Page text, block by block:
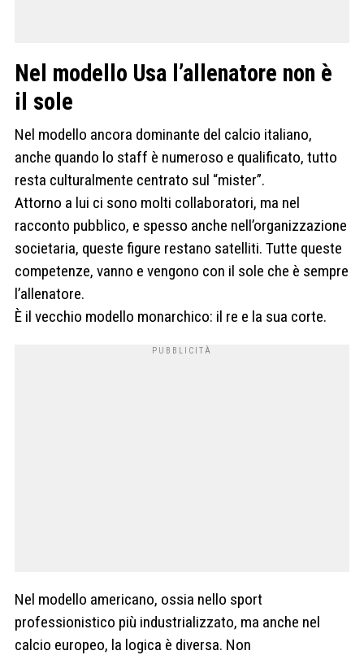
Nel modello Usa l’allenatore non è
il sole
Nel modello ancora dominante del calcio italiano,
anche quando lo staff è numeroso e qualificato, tutto
resta culturalmente centrato sul “mister”.
Attorno a lui ci sono molti collaboratori, ma nel
racconto pubblico, e spesso anche nell’organizzazione
societaria, queste figure restano satelliti. Tutte queste
competenze, vanno e vengono con il sole che è sempre
l’allenatore.
È il vecchio modello monarchico: il re e la sua corte.
Nel modello americano, ossia nello sport
professionistico più industrializzato, ma anche nel
calcio europeo, la logica è diversa. Non